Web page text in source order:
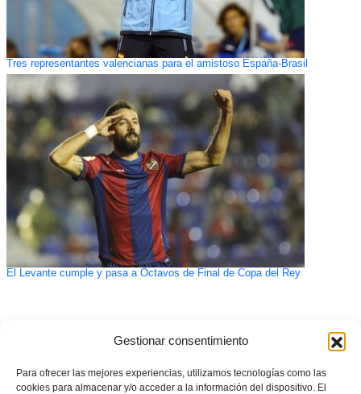
Gestionar consentimiento
Para ofrecer las mejores experiencias, utilizamos tecnologías como las
cookies para almacenar y/o acceder a la información del dispositivo. El
Tres representantes valencianas para el amistoso España-Brasil
El Levante cumple y pasa a Octavos de Final de Copa del Rey